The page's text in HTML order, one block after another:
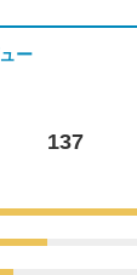
ー
137